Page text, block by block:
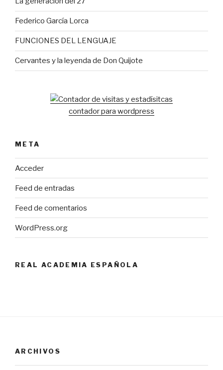
Federico García Lorca
FUNCIONES DEL LENGUAJE
Cervantes y la leyenda de Don Quijote
contador para wordpress
META
Acceder
Feed de entradas
Feed de comentarios
WordPress.org
REAL ACADEMIA ESPAÑOLA
ARCHIVOS